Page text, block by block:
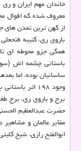
خاندان مهم ایران و
معروف شده که اقوال
از کهن ترین تمدن های
باروی ری، کتیبه
همگی جزو محوطه ای
باستانی چشمه اش
ساسانیان بوده، اما
وجود ۱۹۸
مقابر عالمان و
ابوالفتح رازی، شیخ